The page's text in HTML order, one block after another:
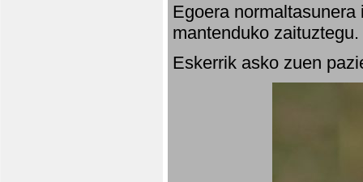
Egoera
mantenduko
Eskerrik asko zuen